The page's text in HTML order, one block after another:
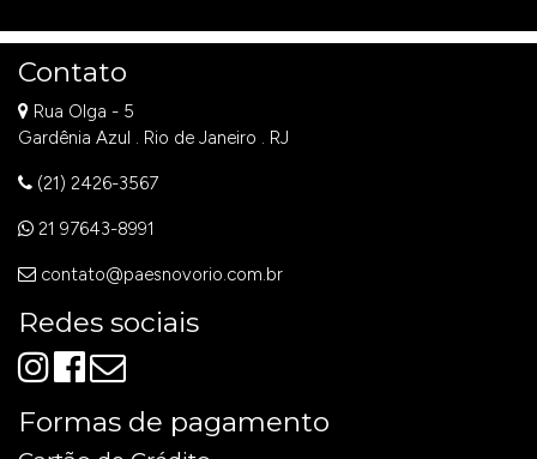
Contato
Rua Olga - 5
Gardênia Azul . Rio de Janeiro . RJ
(21) 2426-3567
21 97643-8991
contato@paesnovorio.com.br
Redes sociais
Formas de pagamento